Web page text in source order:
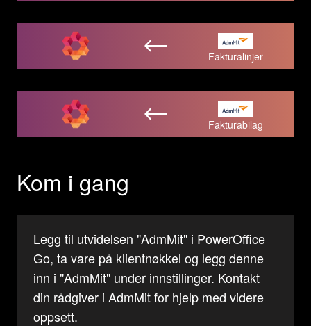
Fakturalinjer
Fakturabilag
Kom i gang
Legg til utvidelsen "AdmMit" i PowerOffice
Go, ta vare på klientnøkkel og legg denne
inn i "AdmMit" under innstillinger. Kontakt
din rådgiver i AdmMit for hjelp med videre
oppsett.